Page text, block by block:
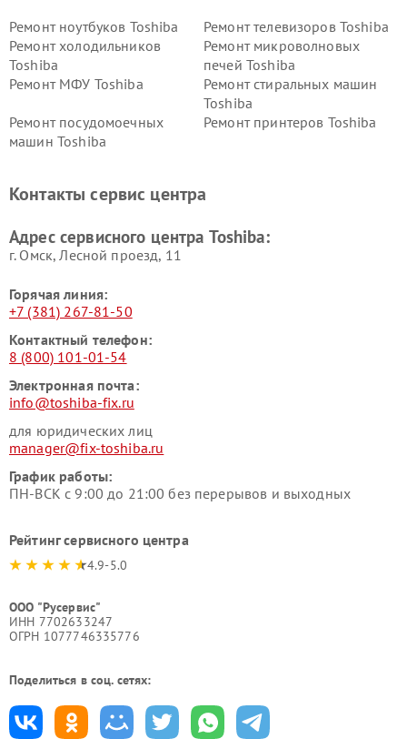
Ремонт ноутбуков Toshiba
Ремонт телевизоров Toshiba
Ремонт холодильников
Toshiba
Ремонт микроволновых
печей Toshiba
Ремонт МФУ Toshiba
Ремонт стиральных машин
Toshiba
Ремонт посудомоечных
машин Toshiba
Ремонт принтеров Toshiba
Контакты сервис центра
Адрес сервисного центра Toshiba:
г. Омск, ​Лесной проезд, 11
Горячая линия:
+7 (381) 267-81-50
Контактный телефон:
8 (800) 101-01-54
Электронная почта:
info@toshiba-fix.ru
для юридических лиц
manager@fix-toshiba.ru
График работы:
ПН-ВСК с 9:00 до 21:00 без перерывов и выходных
Рейтинг сервисного центра
4.9-5.0
ООО "Русервис"
ИНН 7702633247
ОГРН 1077746335776
Поделиться в соц. сетях: